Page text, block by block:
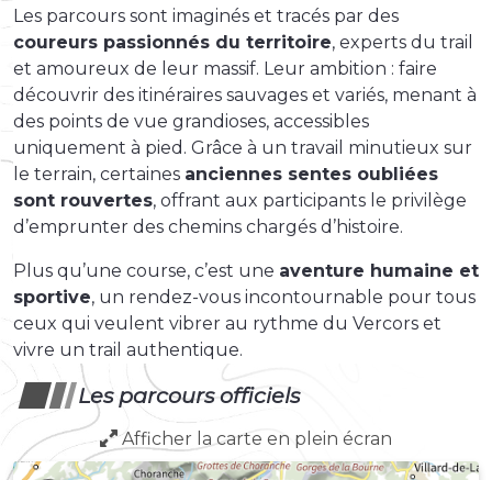
Les parcours sont imaginés et tracés par des
coureurs passionnés du territoire, experts du trail
et amoureux de leur massif. Leur ambition : faire
découvrir des itinéraires sauvages et variés, menant à
des points de vue grandioses, accessibles
uniquement à pied. Grâce à un travail minutieux sur
le terrain, certaines anciennes sentes oubliées
sont rouvertes, offrant aux participants le privilège
d’emprunter des chemins chargés d’histoire.
Plus qu’une course, c’est une aventure humaine et
sportive, un rendez-vous incontournable pour tous
ceux qui veulent vibrer au rythme du Vercors et
vivre un trail authentique.
Les parcours officiels
Afficher la carte en plein écran